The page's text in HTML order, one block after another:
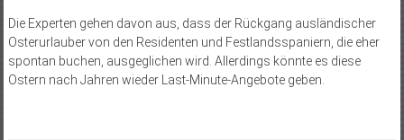
Die Experten gehen davon aus, dass der Rückgang ausländischer
Osterurlauber von den Residenten und Festlandsspaniern, die eher
spontan buchen, ausgeglichen wird. Allerdings könnte es diese
Ostern nach Jahren wieder Last-Minute-Angebote geben.